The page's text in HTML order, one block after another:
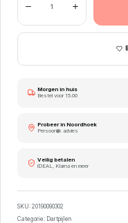
Morgen in huis
Bestel voor 15.00
Probeer in Noordhoek
Persoonlijk advies
Veilig betalen
iDEAL, Klarna en meer
SKU: 20190090302
Categorie: Dartpijlen